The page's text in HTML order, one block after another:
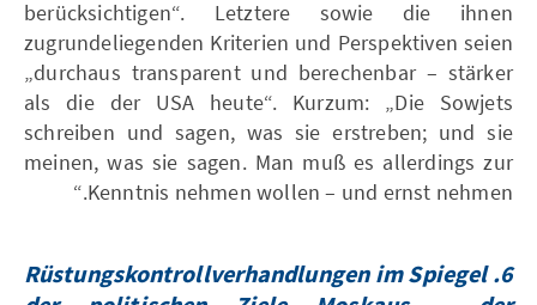
berücksichtigen“. Letztere sowie die ihnen
zugrundeliegenden Kriterien und Perspektiven seien
„durchaus transparent und berechenbar – stärker
als die der USA heute“. Kurzum: „Die Sowjets
schreiben und sagen, was sie erstreben; und sie
meinen, was sie sagen. Man muß es allerdings zur
Kenntnis nehmen wollen – und ernst nehmen.“
6. Rüstungskontrollverhandlungen im Spiegel